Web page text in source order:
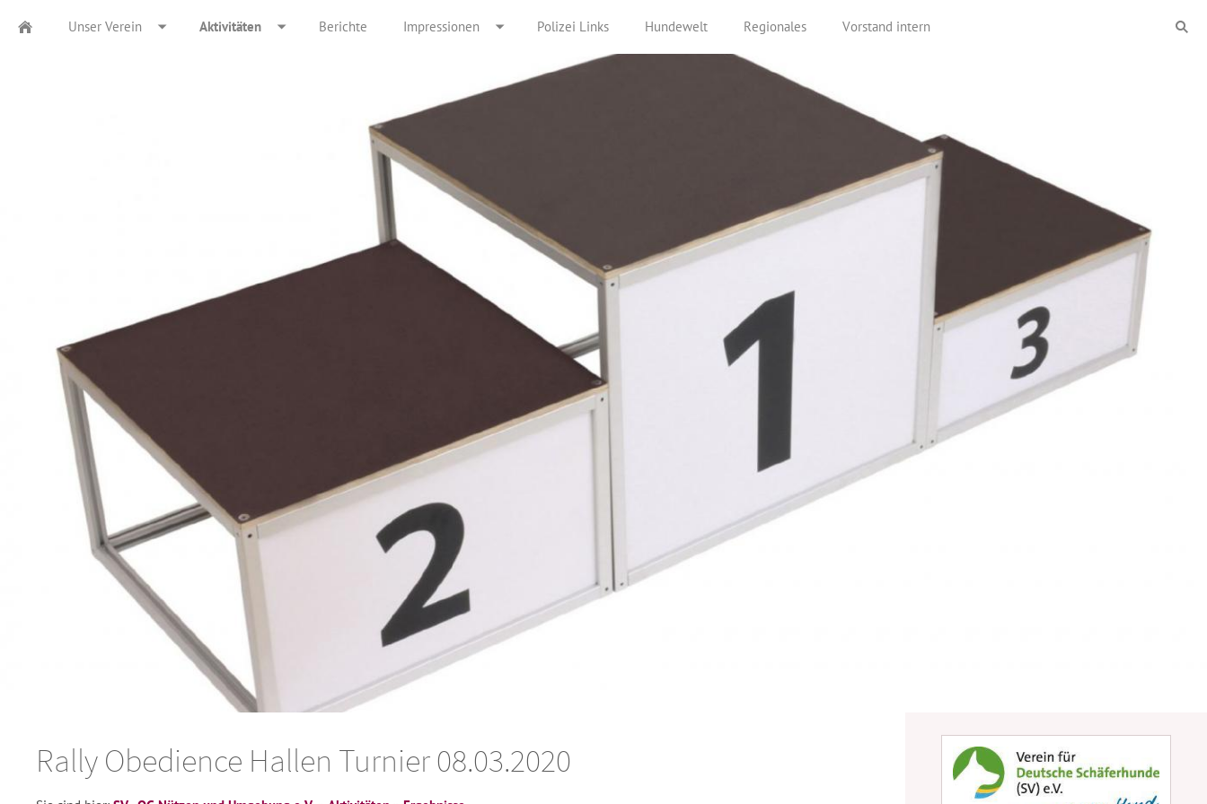
Unser Verein Aktivitäten Berichte Impressionen Polizei Links Hundewelt Regionales Vorstand intern
Rally Obedience Hallen Turnier 08.03.2020